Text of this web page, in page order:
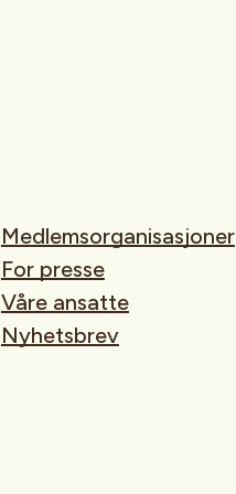
Medlemsorganisasjoner
For presse
Våre ansatte
Nyhetsbrev